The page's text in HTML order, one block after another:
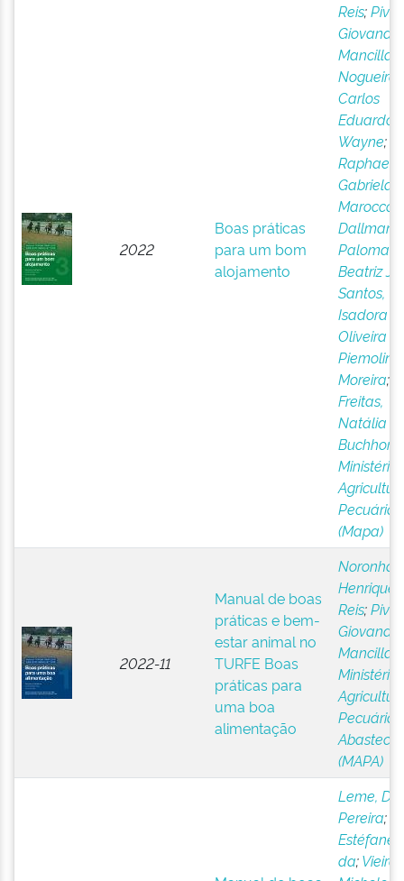
2022
Boas práticas
para um bom
alojamento
Reis;
Giovana
Mancilla
Nogueira,
Carlos
Eduardo
Wayne;
Raphaelli,
Gabriela
Marocco
Dallmann,
Paloma
Beatriz
Santos,
Isadora
Oliveira
Piemolini,
Moreira;
Freitas,
Natália
Buchhorn
Ministério
Pecuária
(Mapa)
2022-11
Manual de boas
práticas e bem-
estar animal no
TURFE Boas
práticas para
uma boa
alimentação
Noronha,
Henrique
Reis;
Giovana
Mancilla
Ministério
Pecuária
(MAPA)
Leme,
Pereira;
Estéfane
da;Vieira,